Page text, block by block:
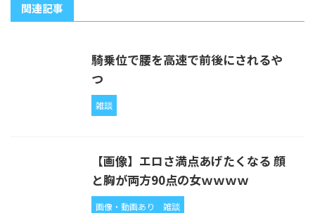
関連記事
騎乗位で腰を高速で前後にされるや
つ
雑談
【画像】エロさ満点あげたくなる 顔
と胸が両方90点の女ｗｗｗｗ
画像・動画あり 雑談